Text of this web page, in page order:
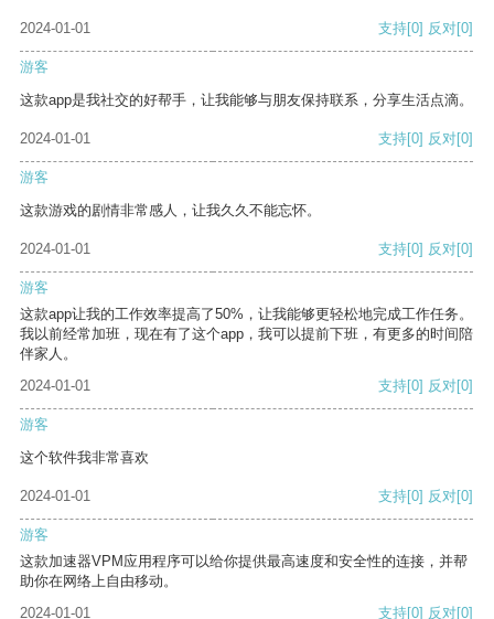
2024-01-01 支持[0] 反对[0]
游客
这款app是我社交的好帮手，让我能够与朋友保持联系，分享生活点滴。
2024-01-01 支持[0] 反对[0]
游客
这款游戏的剧情非常感人，让我久久不能忘怀。
2024-01-01 支持[0] 反对[0]
游客
这款app让我的工作效率提高了50%，让我能够更轻松地完成工作任务。
我以前经常加班，现在有了这个app，我可以提前下班，有更多的时间陪
伴家人。
2024-01-01
支持[0] 反对[0]
游客
这个软件我非常喜欢
2024-01-01 支持[0] 反对[0]
游客
这款加速器VPM应用程序可以给你提供最高速度和安全性的连接，并帮
助你在网络上自由移动。
2024-01-01
支持[0] 反对[0]